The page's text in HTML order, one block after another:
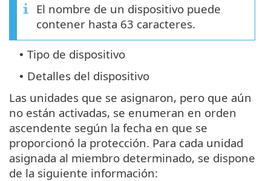
El nombre de un dispositivo puede
contener hasta 63 caracteres.
• Tipo de dispositivo
• Detalles del dispositivo
Las unidades que se asignaron, pero que aún
no están activadas, se enumeran en orden
ascendente según la fecha en que se
proporcionó la protección. Para cada unidad
asignada al miembro determinado, se dispone
de la siguiente información: